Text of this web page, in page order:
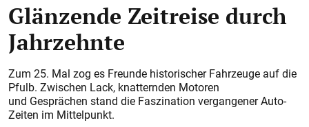
Glänzende Zeitreise durch
Jahrzehnte
Zum 25. Mal zog es Freunde historischer Fahrzeuge auf die
Pfulb. Zwischen Lack, knatternden Motoren
und Gesprächen stand die Faszination vergangener Auto-
Zeiten im Mittelpunkt.